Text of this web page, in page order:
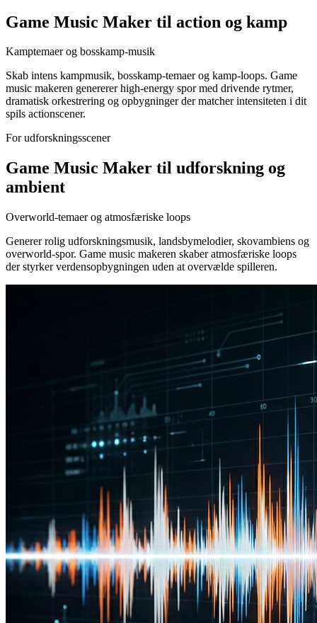
Game Music Maker til action og kamp
Kamptemaer og bosskamp-musik
Skab intens kampmusik, bosskamp-temaer og kamp-loops. Game
music makeren genererer high-energy spor med drivende rytmer,
dramatisk orkestrering og opbygninger der matcher intensiteten i dit
spils actionscener.
For udforskningsscener
Game Music Maker til udforskning og
ambient
Overworld-temaer og atmosfæriske loops
Generer rolig udforskningsmusik, landsbymelodier, skovambiens og
overworld-spor. Game music makeren skaber atmosfæriske loops
der styrker verdensopbygningen uden at overvælde spilleren.